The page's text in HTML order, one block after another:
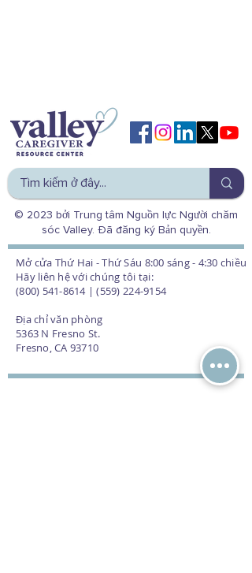
© 2023 bởi Trung tâm Nguồn lực Người chăm
sóc Valley. Đã đăng ký Bản quyền.
Mở cửa Thứ Hai - Thứ Sáu 8:00 sáng - 4:30 chiều
Hãy liên hệ với chúng tôi tại:
(800) 541-8614 | (559) 224-9154
Địa chỉ văn phòng
5363 N Fresno St.
Fresno, CA 93710